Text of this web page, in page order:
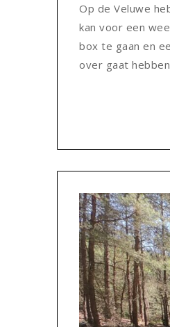
Op de Veluwe
kan voor een
box te gaan en
over gaat